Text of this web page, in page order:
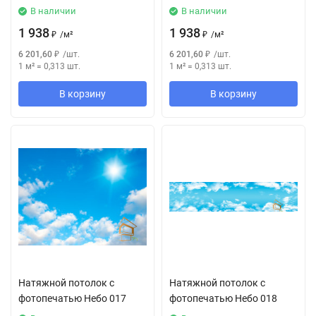
В наличии
1 938 ₽ /м²
6 201,60 ₽ /шт.
1 м² = 0,313 шт.
В корзину
В наличии
1 938 ₽ /м²
6 201,60 ₽ /шт.
1 м² = 0,313 шт.
В корзину
Натяжной потолок с
фотопечатью Небо 017
Натяжной потолок с
фотопечатью Небо 018